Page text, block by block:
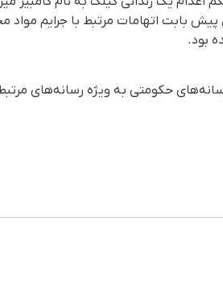
پیش بابت اتهامات مرتبط با جرایم
بود.
حکومتی به ویژه رسانه‌های